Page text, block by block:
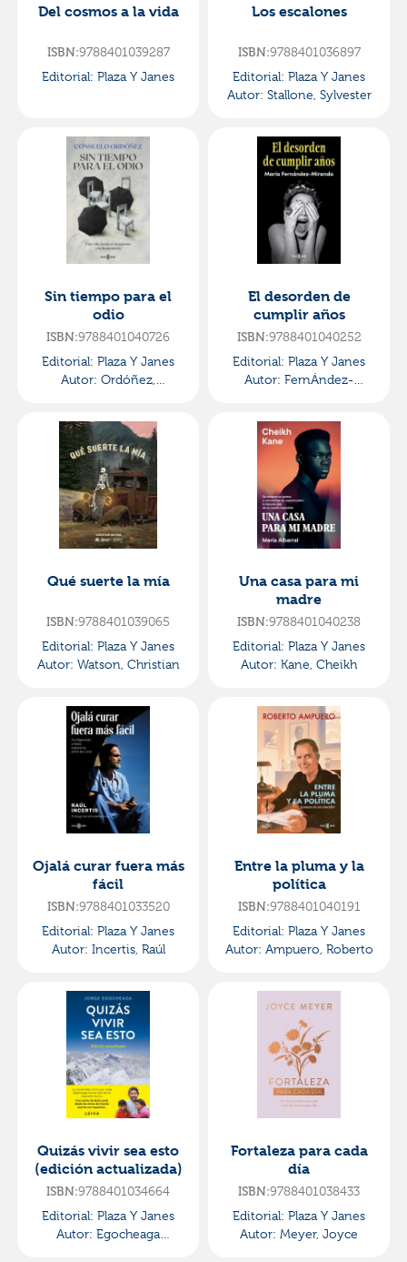
Del cosmos a la vida
ISBN:9788401039287
Editorial: Plaza Y Janes
Los escalones
ISBN:9788401036897
Editorial: Plaza Y Janes
Autor: Stallone, Sylvester
Sin tiempo para el
odio
ISBN:9788401040726
Editorial: Plaza Y Janes
Autor: Ordóñez,
El desorden de
cumplir años
ISBN:9788401040252
Editorial: Plaza Y Janes
Autor: FernÁndez-
Qué suerte la mía
ISBN:9788401039065
Editorial: Plaza Y Janes
Autor: Watson, Christian
Una casa para mi
madre
ISBN:9788401040238
Editorial: Plaza Y Janes
Autor: Kane, Cheikh
Ojalá curar fuera más
fácil
ISBN:9788401033520
Editorial: Plaza Y Janes
Autor: Incertis, Raúl
Entre la pluma y la
política
ISBN:9788401040191
Editorial: Plaza Y Janes
Autor: Ampuero, Roberto
Quizás vivir sea esto
(edición actualizada)
ISBN:9788401034664
Editorial: Plaza Y Janes
Autor: Egocheaga
Fortaleza para cada
día
ISBN:9788401038433
Editorial: Plaza Y Janes
Autor: Meyer, Joyce